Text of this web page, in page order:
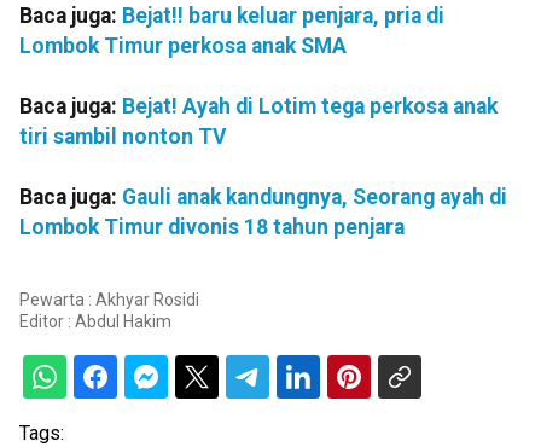
Baca juga: Bejat!! baru keluar penjara, pria di
Lombok Timur perkosa anak SMA
Baca juga: Bejat! Ayah di Lotim tega perkosa anak
tiri sambil nonton TV
Baca juga: Gauli anak kandungnya, Seorang ayah di
Lombok Timur divonis 18 tahun penjara
Pewarta : Akhyar Rosidi
Editor : Abdul Hakim
Tags: